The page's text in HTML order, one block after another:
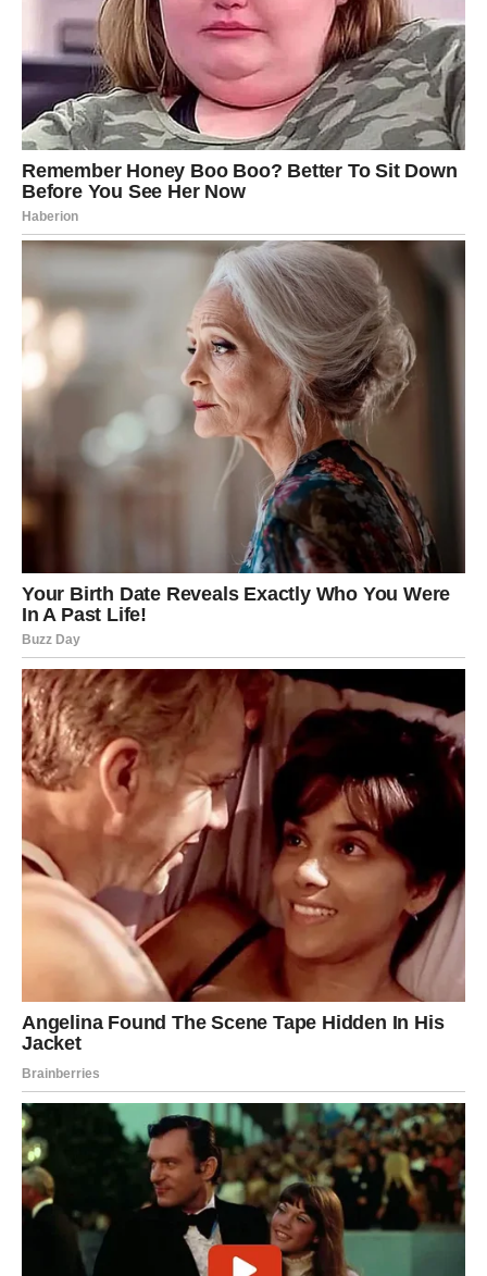
U ljubavi, Jarčevi mogu doneti važnu odluku. Ili ćeš pustiti
nekoga bliže sebi – ili ćeš se udaljiti od onoga ko te
iscrpljuje. Danas se menja tvoj pogled na emocije.
Na poslovnom planu, moguća je promena plana, zadatka
ili čak pravca. Iako te to u početku uznemiri, kasnije
shvataš da je to bio pravi potez.
VODOLIJA
Vodolija danas oseća snažnu potrebu za slobodom. Ne
želiš ograničenja, ali moraš biti realan.
U ljubavi, mogući su nesporazumi ako ne kažeš jasno šta
osećaš. Slobodne Vodolije mogu upoznati nekoga ko ih
Na poslu, danas se čuvaj konflikata sa autoritetima.
Strpljenje ti je najbolji saveznik.
RIBE
Ribe danas osećaju sve – jače nego inače. Intuicija ti je
izuzetno snažna.
U ljubavi, Ribe mogu doživeti emotivno pročišćenje.
Nešto se završava da bi nešto novo moglo da počne. Ne
opiri se promenama.
Na finansijskom planu, danas dolazi manja, ali značajna
prilika.